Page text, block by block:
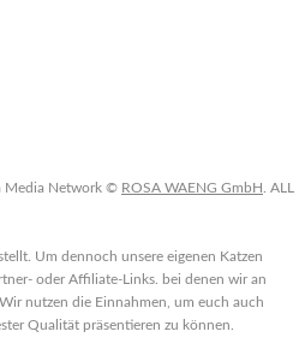
Media Network © ROSA WAENG GmbH . ALL
Um dennoch unsere eigenen Katzen
oder Affiliate-Links. bei denen wir an
nutzen die Einnahmen, um euch auch
Qualität präsentieren zu können.